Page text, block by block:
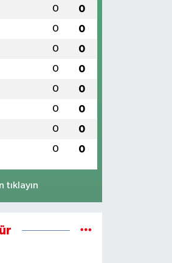
0 0
0 0
0 0
0 0
0 0
0 0
0 0
0 0
tıklayın